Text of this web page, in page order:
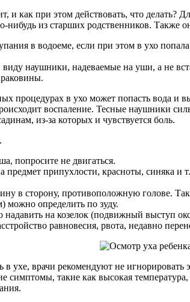
и как при этом действовать, что делать?
нибудь из старших родственников. Также
в водоеме, если при этом в ухо
наушники, надеваемые на уши, а не
процедурах в ухо может попасть вода и
воспаление. Тесные наушники
из-за которых и чувствуется боль.
попросите не двигаться.
припухлости, красноты, синяка
в сторону, противоположную голове.
можно определить по зуду.
на козелок (подвижный выступ
равновесия, рвота, недавно
в ухе, врачи рекомендуют не
симптомы, такие как высокая